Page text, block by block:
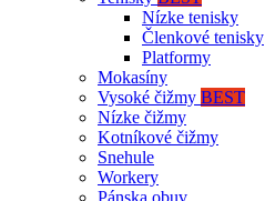
Nízke tenisky
Členkové tenisky
Platformy
Mokasíny
Vysoké čižmy BEST
Nízke čižmy
Kotníkové čižmy
Snehule
Workery
Pánska obuv